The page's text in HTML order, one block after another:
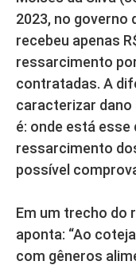
2023, no governo
recebeu apenas
ressarcimento
contratadas. A
caracterizar dano
é: onde está esse
ressarcimento
possível
Em um trecho do
aponta: “Ao
com gêneros